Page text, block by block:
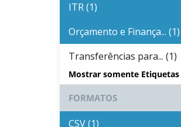
ITR (1)
Orçamento e Finança... (1)
Transferências para... (1)
Mostrar somente
FORMATOS
CSV (1)